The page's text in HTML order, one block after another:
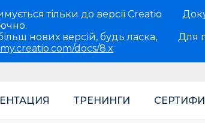
тільки до версії Creatio
нових версій, будь ласка,
docs/8.x
Для
ТРЕНИНГИ